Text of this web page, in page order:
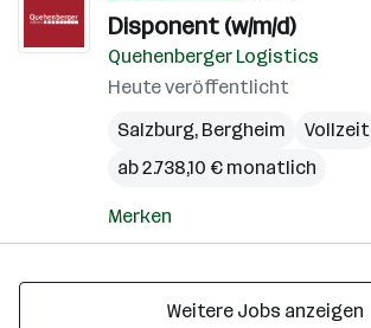
Disponent (w/m/d)
Quehenberger Logistics
Heute veröffentlicht
Salzburg, Bergheim
Vollzeit
ab 2.738,10 € monatlich
Merken
Weitere Jobs anzeigen